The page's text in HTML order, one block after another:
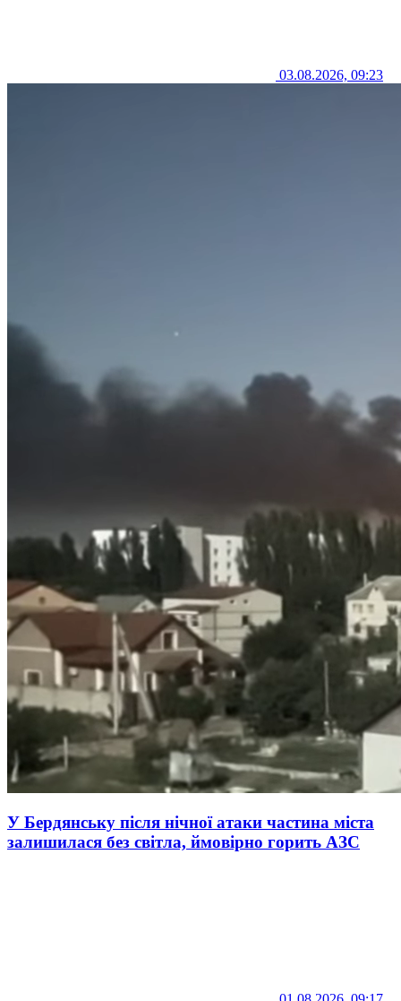
03.08.2026, 09:23
У Бердянську після нічної атаки частина міста
залишилася без світла, ймовірно горить АЗС